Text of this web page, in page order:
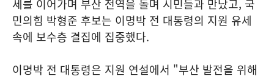
세를 이어가며 부산 전역을 돌며 시민들과 만났고, 국
민의힘 박형준 후보는 이명박 전 대통령의 지원 유세
속에 보수층 결집에 집중했다.
이명박 전 대통령은 지원 연설에서 "부산 발전을 위해